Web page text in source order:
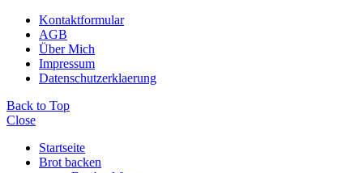
Kontaktformular
AGB
Über Mich
Impressum
Datenschutzerklaerung
Back to Top
Close
Startseite
Brot backen